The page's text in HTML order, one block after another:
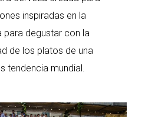
inspiradas en la
para degustar con la
de los platos de una
tendencia mundial.